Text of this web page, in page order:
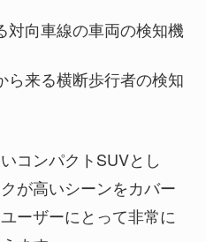
対向車線の車両の検知機
ら来る横断歩行者の検知
コンパクトSUVとし
が高いシーンをカバー
ーザーにとって非常に